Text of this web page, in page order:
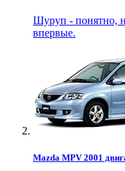
Шуруп - понятно,
впервые.
Mazda MPV 2001